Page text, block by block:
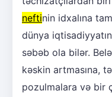
neftinin idxalına
dünya
səbəb ola bilər.
kəskin artmasına,
pozulmalara və bir